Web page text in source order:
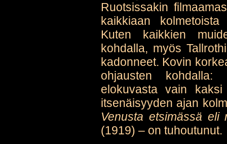
Ruotsissakin
kaikkiaan
Kuten kaikkien
kohdalla, myös
kadonneet. Kovin
ohjausten kohdalla:
elokuvasta vain
itsenäisyyden ajan
Venusta etsimässä eli
(1919) – on tuhoutunut.